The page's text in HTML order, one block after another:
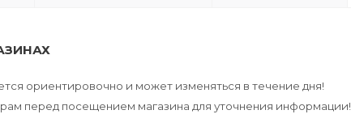
ориентировочно и может изменяться в течение дня!
перед посещением магазина для уточнения информации!